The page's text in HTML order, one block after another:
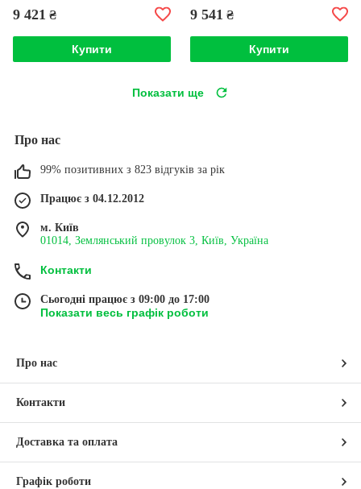
9 421 ₴
Купити
9 541 ₴
Купити
Показати ще
Про нас
99% позитивних з 823 відгуків за рік
Працює з 04.12.2012
м. Київ
01014, Землянський провулок 3, Київ, Україна
Контакти
Сьогодні працює з 09:00 до 17:00
Показати весь графік роботи
Про нас
Контакти
Доставка та оплата
Графік роботи